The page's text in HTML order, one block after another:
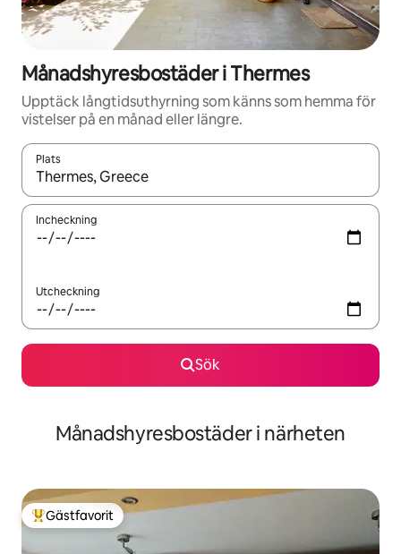
Månadshyresbostäder i Thermes
Upptäck långtidsuthyrning som känns som hemma för
vistelser på en månad eller längre.
Plats
När resultaten är tillgängliga kan du navigera med upp- och
Incheckning
Utcheckning
Sök
Månadshyresbostäder i närheten
Populär gästfavorit
Gästfavorit